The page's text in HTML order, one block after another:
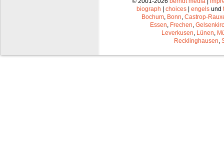
biograph
choices engels und
Bochum, Bonn, Castrop-
Essen, Frechen,
Leverkusen, Lünen,
Recklinghausen,